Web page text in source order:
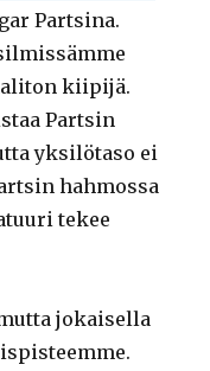
Partsina.
kiipijä.
Partsin
yksilötaso ei
hahmossa
tekee
jokaisella